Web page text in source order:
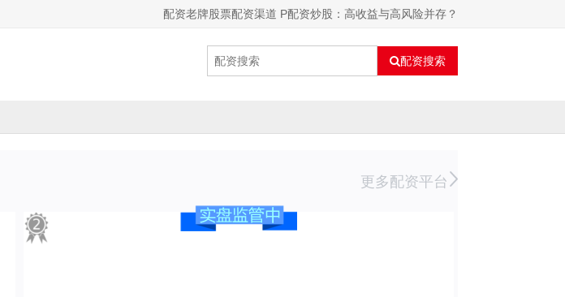
配资老牌股票配资渠道 P配资炒股：高收益与高风险并存？
配资搜索
更多配资平台